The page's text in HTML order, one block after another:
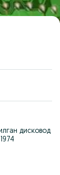
дисковод